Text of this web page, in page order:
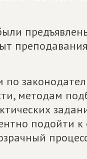
по
методам
подойти к